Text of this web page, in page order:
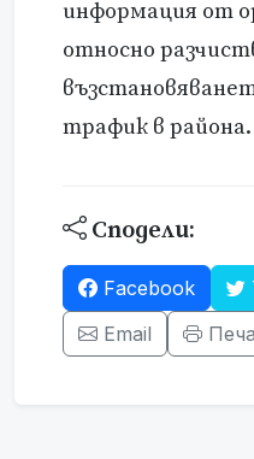
информация от
относно
трафик в района.
Сподели:
Facebook
Email